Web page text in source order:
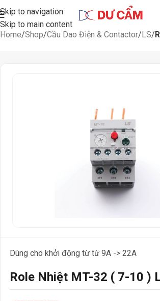
Skip to navigation
Skip to main content
Home Shop Cầu Dao Điện & Contactor LS
Role Nhiệt MT-32 ( 7-10 )
Dùng cho khởi động từ từ 9A -> 22A